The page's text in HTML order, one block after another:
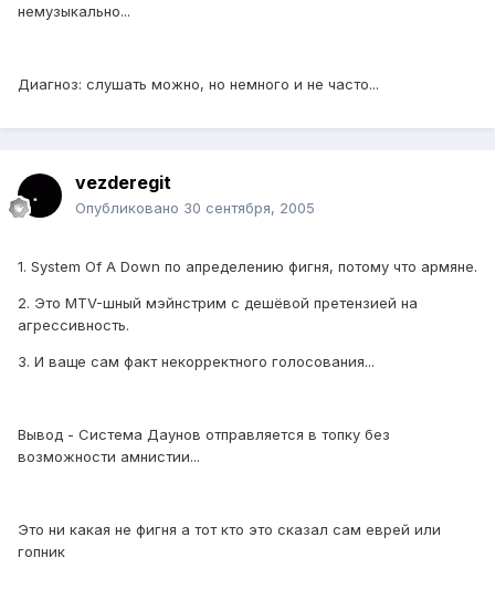
немузыкально...
Диагноз: слушать можно, но немного и не часто...
vezderegit
Опубликовано 30 сентября, 2005
1. System Of A Down по апределению фигня, потому что армяне.
2. Это MTV-шный мэйнстрим с дешёвой претензией на
агрессивность.
3. И ваще сам факт некорректного голосования...
Вывод - Система Даунов отправляется в топку без
возможности амнистии...
Это ни какая не фигня а тот кто это сказал сам еврей или
гопник